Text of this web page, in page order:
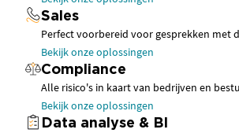
Sales
Perfect voorbereid voor gesprekken met
Bekijk onze oplossingen
Compliance
Alle risico's in kaart van bedrijven en
Bekijk onze oplossingen
Data analyse & BI